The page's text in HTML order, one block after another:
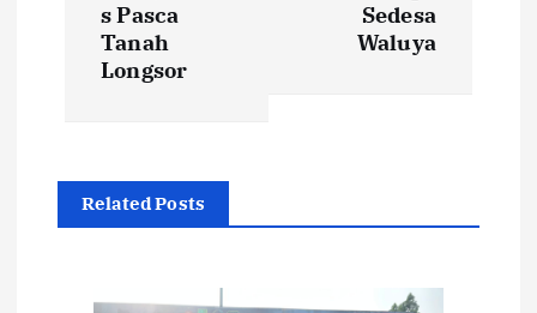
s Pasca
Tanah
Longsor
Sedesa
Waluya
Related Posts